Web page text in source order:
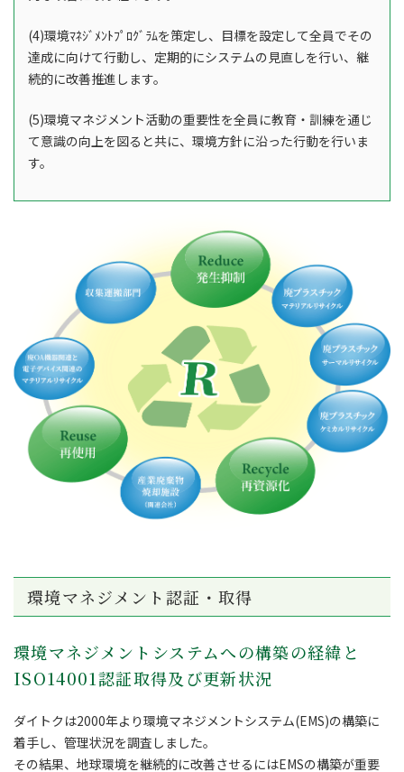
(4)環境ﾏﾈｼﾞﾒﾝﾄﾌﾟﾛｸﾞﾗﾑを策定し、目標を設定して全員でその
達成に向けて行動し、定期的にシステムの見直しを行い、継
続的に改善推進します。
(5)環境マネジメント活動の重要性を全員に教育・訓練を通じ
て意識の向上を図ると共に、環境方針に沿った行動を行いま
す。
環境マネジメント認証・取得
環境マネジメントシステムへの構築の経緯と
ISO14001認証取得及び更新状況
ダイトクは2000年より環境マネジメントシステム(EMS)の構築に
着手し、管理状況を調査しました。
その結果、地球環境を継続的に改善させるにはEMSの構築が重要